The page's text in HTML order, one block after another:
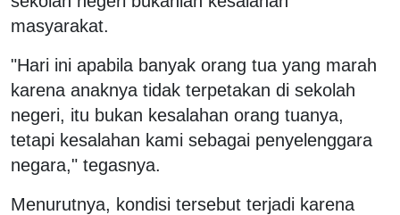
masyarakat.
"Hari ini apabila banyak orang tua yang marah
karena anaknya tidak terpetakan di sekolah
negeri, itu bukan kesalahan orang tuanya,
tetapi kesalahan kami sebagai penyelenggara
negara," tegasnya.
Menurutnya, kondisi tersebut terjadi karena